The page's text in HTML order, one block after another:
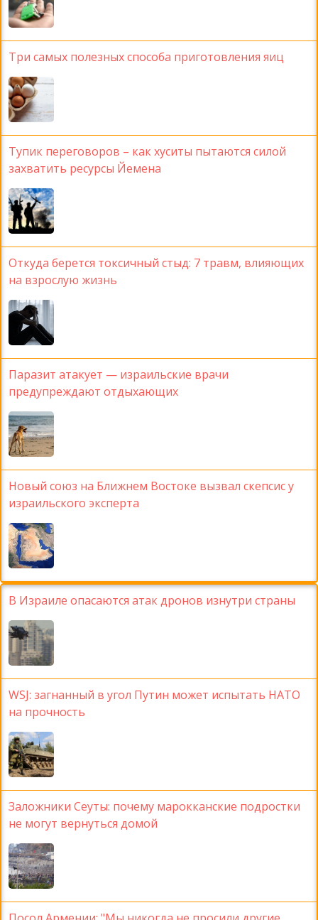
Три самых полезных способа приготовления яиц
Тупик переговоров – как хуситы пытаются силой
захватить ресурсы Йемена
Откуда берется токсичный стыд: 7 травм, влияющих
на взрослую жизнь
Паразит атакует — израильские врачи
предупреждают отдыхающих
Новый союз на Ближнем Востоке вызвал скепсис у
израильского эксперта
В Израиле опасаются атак дронов изнутри страны
WSJ: загнанный в угол Путин может испытать НАТО
на прочность
Заложники Сеуты: почему марокканские подростки
не могут вернуться домой